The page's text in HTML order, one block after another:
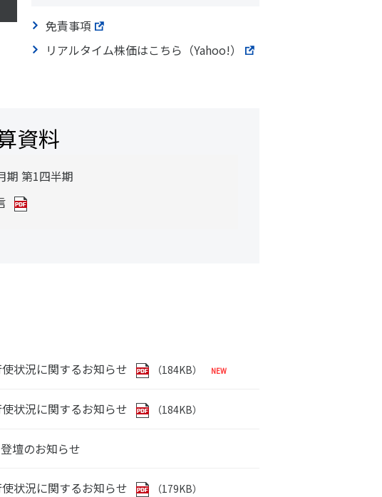
免責事項
リアルタイム株価はこちら（Yahoo!）
資料
期 第1四半期
状況に関するお知らせ （184KB）
状況に関するお知らせ （184KB）
壇のお知らせ
状況に関するお知らせ （179KB）